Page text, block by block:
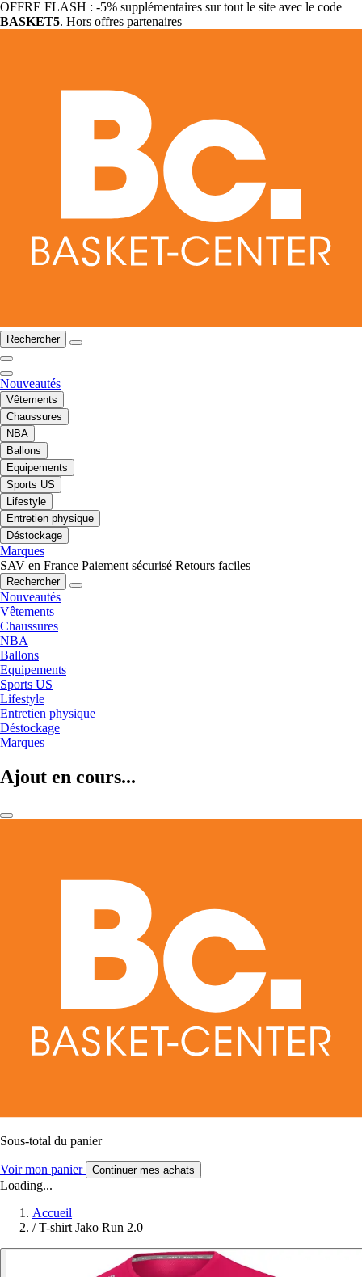
OFFRE FLASH : -5% supplémentaires sur tout le site avec le code
BASKET5. Hors offres partenaires
Rechercher
Nouveautés
Vêtements
Chaussures
NBA
Ballons
Equipements
Sports US
Lifestyle
Entretien physique
Déstockage
Marques
SAV en France Paiement sécurisé Retours faciles
Rechercher
Nouveautés
Vêtements
Chaussures
NBA
Ballons
Equipements
Sports US
Lifestyle
Entretien physique
Déstockage
Marques
Ajout en cours...
Sous-total du panier
Voir mon panier Continuer mes achats
Loading...
Accueil
/ T-shirt Jako Run 2.0